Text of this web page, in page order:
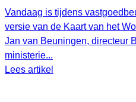
Vandaag is tijdens
versie van de Kaart van het
Jan van Beuningen, directeur
ministerie...
Lees artikel